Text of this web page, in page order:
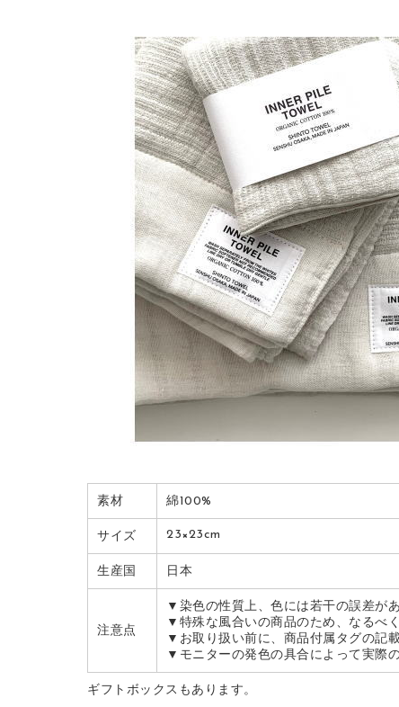
素材 綿100%
サイズ 23×23cm
生産国 日本
注意点
▼染色の性質上、色には若干の誤差が
▼特殊な風合いの商品のため、なるべ
▼お取り扱い前に、商品付属タグの記
▼モニターの発色の具合によって実際
ギフトボックスもあります。